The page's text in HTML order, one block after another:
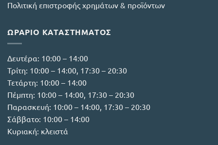
του
Πολιτική επιστροφής χρημάτων & προϊόντων
ΩΡΆΡΙΟ ΚΑΤΑΣΤΉΜΑΤΟΣ
Δευτέρα: 10:00 – 14:00
Τρίτη: 10:00 – 14:00, 17:30 – 20:30
Τετάρτη: 10:00 – 14:00
Πέμπτη: 10:00 – 14:00, 17:30 – 20:30
Παρασκευή: 10:00 – 14:00, 17:30 – 20:30
Σάββατο: 10:00 – 14:00
Κυριακή: κλειστά